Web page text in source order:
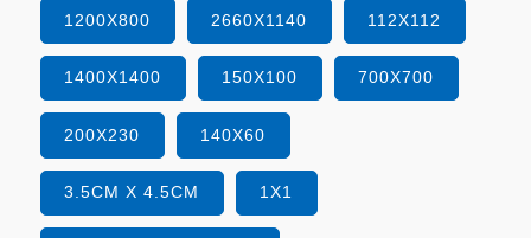
1200X800 2660X1140 112X112
1400X1400 150X100 700X700
200X230 140X60
3.5CM X 4.5CM 1X1